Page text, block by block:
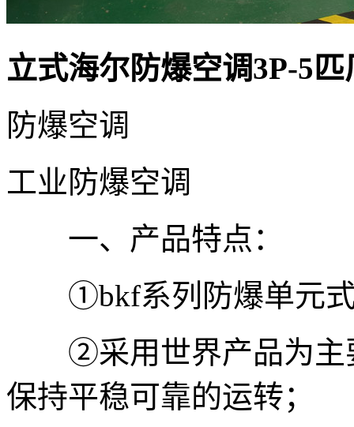
立式海尔防爆空调3P-5
防爆空调
工业防爆空调
一、产品特点：
①bkf系列防爆单元式
②采用世界产品为主
保持平稳可靠的运转；